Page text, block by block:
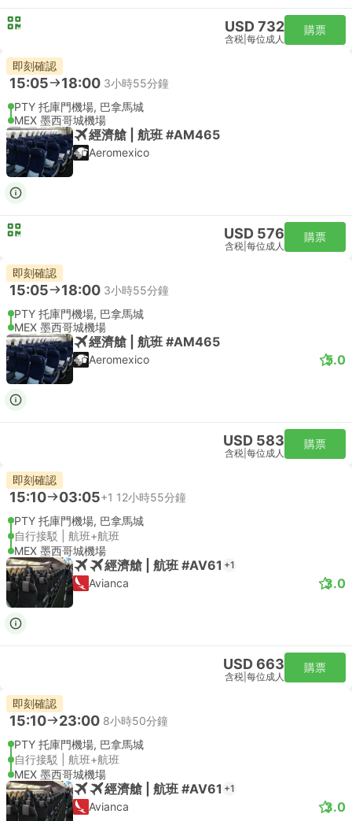
USD 732
含税 每位成人
購票
即刻確認
15:05 18:00 3小時55分鐘
PTY 托庫門機場, 巴拿馬城
MEX 墨西哥城機場
經濟艙 | 航班 #AM465
Aeromexico
USD 576
含税 每位成人
購票
即刻確認
15:05 18:00 3小時55分鐘
PTY 托庫門機場, 巴拿馬城
MEX 墨西哥城機場
經濟艙 | 航班 #AM465
Aeromexico 5.0
USD 583
含税 每位成人
購票
即刻確認
15:10 03:05+1 12小時55分鐘
PTY 托庫門機場, 巴拿馬城
自行接駁 | 航班+航班
MEX 墨西哥城機場
經濟艙 | 航班 #AV61 +1
Avianca 3.0
USD 663
含税 每位成人
購票
即刻確認
15:10 23:00 8小時50分鐘
PTY 托庫門機場, 巴拿馬城
自行接駁 | 航班+航班
MEX 墨西哥城機場
經濟艙 | 航班 #AV61 +1
Avianca 3.0